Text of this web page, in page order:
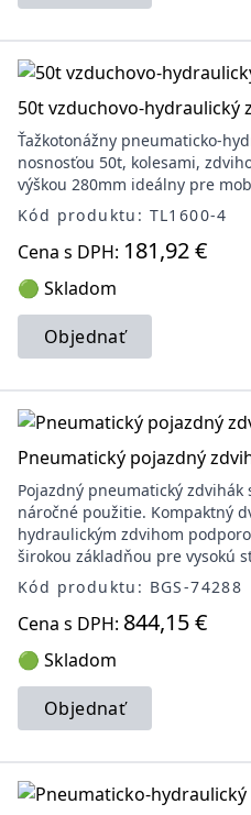
50t vzduchovo-hydraulický
Ťažkotonážny pneumaticko-
nosnosťou 50t, kolesami,
výškou 280mm ideálny pre
Kód produktu: TL1600-4
Cena s DPH: 181,92 €
🟢 Skladom
Objednať
Pneumatický pojazdný
Pojazdný pneumatický
náročné použitie. Kompaktný
hydraulickým zdvihom
širokou základňou pre vysokú
Kód produktu: BGS-74288
Cena s DPH: 844,15 €
🟢 Skladom
Objednať